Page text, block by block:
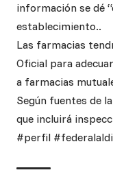
información se dé
establecimiento..
Las farmacias
Oficial para
a farmacias
Según fuentes de
que incluirá
#perfil